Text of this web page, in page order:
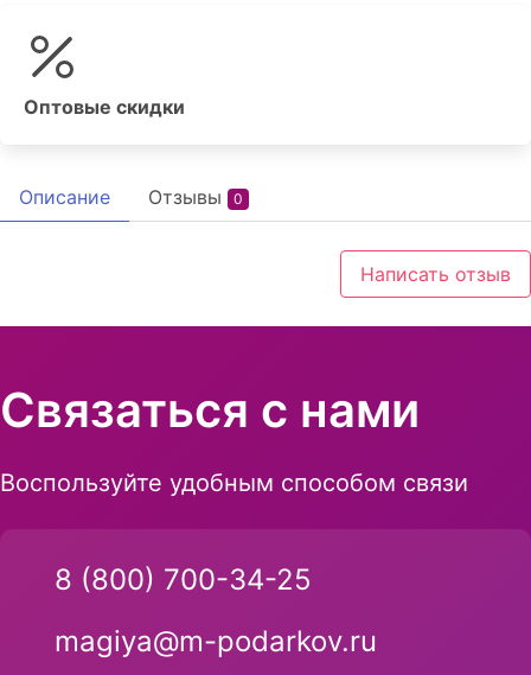
Оптовые скидки
Описание Отзывы 0
Написать отзыв
Связаться с нами
Воспользуйте удобным способом связи
8 (800) 700-34-25
magiya@m-podarkov.ru